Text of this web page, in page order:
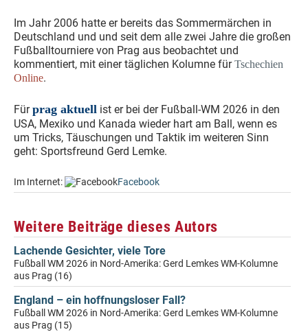
Im Jahr 2006 hatte er bereits das Sommermärchen in
Deutschland und und seit dem alle zwei Jahre die großen
Fußballtourniere von Prag aus beobachtet und
kommentiert, mit einer täglichen Kolumne fürTschechien
Online.
Fürprag aktuell ist er bei der Fußball-WM 2026 in den
USA, Mexiko und Kanada wieder hart am Ball, wenn es
um Tricks, Täuschungen und Taktik im weiteren Sinn
geht: Sportsfreund Gerd Lemke.
Im Internet: Facebook
Weitere Beiträge dieses Autors
Lachende Gesichter, viele Tore
Fußball WM 2026 in Nord-Amerika: Gerd Lemkes WM-Kolumne
aus Prag (16)
England – ein hoffnungsloser Fall?
Fußball WM 2026 in Nord-Amerika: Gerd Lemkes WM-Kolumne
aus Prag (15)